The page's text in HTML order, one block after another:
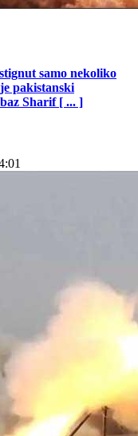
samo nekoliko
pakistanski
Sharif [ ... ]